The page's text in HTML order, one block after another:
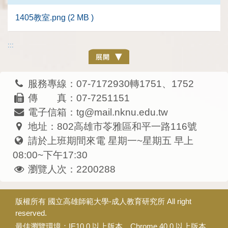
1405教室.png (2 MB )
:::
服務專線：07-7172930轉1751、1752
傳 真：07-7251151
電子信箱：tg@mail.nknu.edu.tw
地址：802高雄市苓雅區和平一路116號
請於上班期間來電 星期一~星期五 早上
08:00~下午17:30
瀏覽人次：2200288
版權所有 國立高雄師範大學-成人教育研究所 All right
reserved.